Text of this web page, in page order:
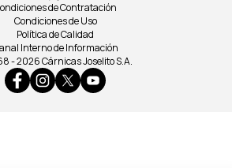
de Contratación
Condiciones de Uso
Política de Calidad
Interno de Información
- 2026 Cárnicas Joselito S.A.